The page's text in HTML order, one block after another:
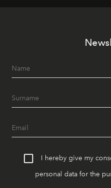
I hereby give my
personal data for the